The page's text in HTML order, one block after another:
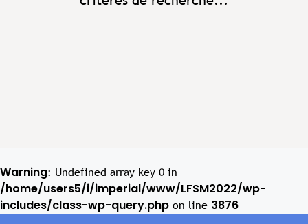
Warning: Undefined array key 0 in
/home/users5/i/imperial/www/LFSM2022/wp-
includes/class-wp-query.php on line 3876